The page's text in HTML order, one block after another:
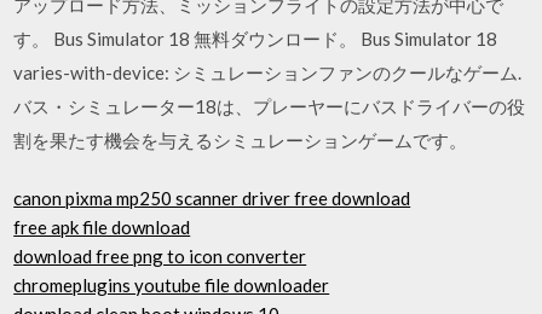
す。 Bus Simulator 18 無料ダウンロード。 Bus Simulator 18
varies-with-device: シミュレーションファンのクールなゲーム.
バス・シミュレーター18は、プレーヤーにバスドライバーの役
割を果たす機会を与えるシミュレーションゲームです。
canon pixma mp250 scanner driver free download
free apk file download
download free png to icon converter
chromeplugins youtube file downloader